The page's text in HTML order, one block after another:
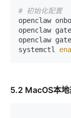
# 初始化配置
openclaw
openclaw
openclaw
systemctl
5.2 MacOS本